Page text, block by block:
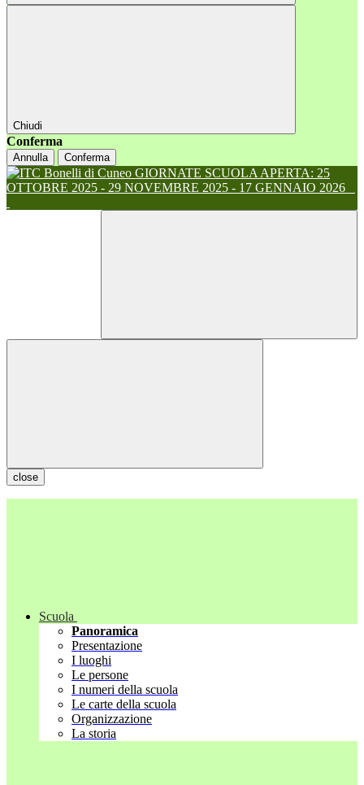
Chiudi
Conferma
Annulla Conferma
GIORNATE SCUOLA APERTA: 25
OTTOBRE 2025 - 29 NOVEMBRE 2025 - 17 GENNAIO 2026
close
Scuola
Panoramica
Presentazione
I luoghi
Le persone
I numeri della scuola
Le carte della scuola
Organizzazione
La storia